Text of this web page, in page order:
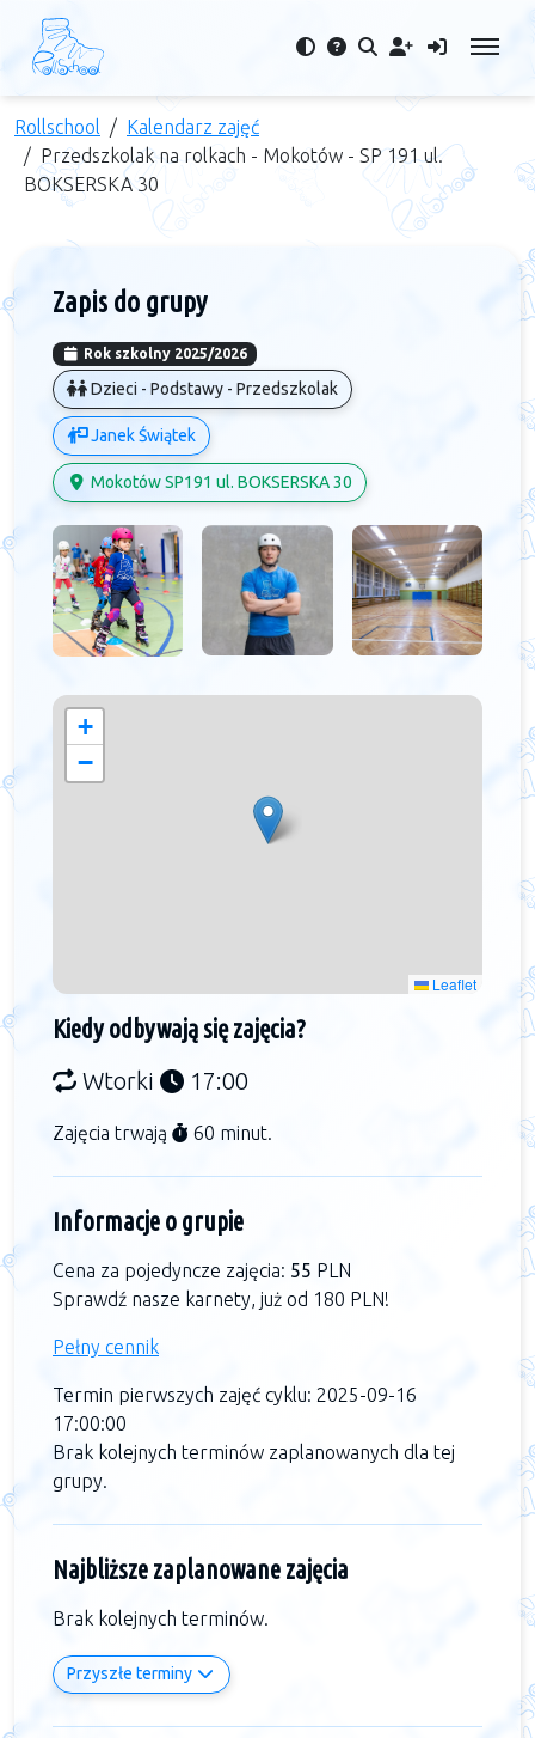
Rollschool
Kalendarz zajęć
Przedszkolak na rolkach - Mokotów - SP 191 ul.
BOKSERSKA 30
Zapis do grupy
Rok szkolny 2025/2026
Dzieci - Podstawy - Przedszkolak
Janek Świątek
Mokotów SP191 ul. BOKSERSKA 30
+
−
Leaflet
Kiedy odbywają się zajęcia?
Wtorki 17:00
Zajęcia trwają 60 minut.
Informacje o grupie
Cena za pojedyncze zajęcia: 55 PLN
Sprawdź nasze karnety, już od 180 PLN!
Pełny cennik
Termin pierwszych zajęć cyklu: 2025-09-16
17:00:00
Brak kolejnych terminów zaplanowanych dla tej
grupy.
Najbliższe zaplanowane zajęcia
Brak kolejnych terminów.
Przyszłe terminy